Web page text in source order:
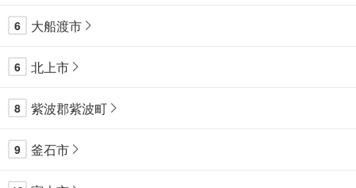
6 大船渡市
6 北上市
8 紫波郡紫波町
9 釜石市